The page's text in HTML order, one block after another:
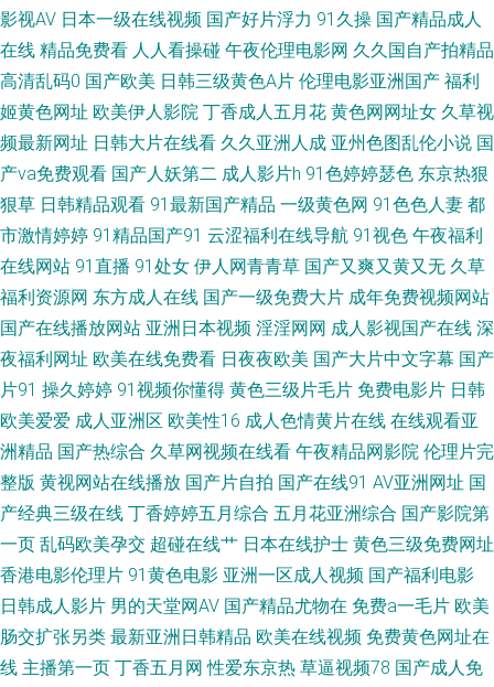
线观看网 国产日本熟女一区二区。 av福利老司机 天天操视频网站 九一在線
免費觀看 草比在线观看 亚洲国片精品 欧美亚洲国产制服中文 网址导航网站
亚洲色图性爱 午夜亚洲国产理论秋霞 西西4444www大 免费精品视频在线播
放 国产一二av 97色色资源 什么电影网站免费 六月丁香 成人福利视频在线观
看 最近最新中文字幕视频 小蜜桃8免费高清观看电视剧 最新欧美国产亚洲一
区 神马影院dy8888午兔 欧色图综合 中文字幕制服中文 老司机福利社区 人
妖成人网 美女福利导航 成人国产在线看不卡 91伊人视频 色域91大神 久热艹
成人福利视频高清免费 综合另类网 日产精品久 完全免费国产 精品国产免费
高清 www欧美精品 星空影院高清电影 榴莲视频在线观看污 国产伦子伦对白
视频 成人大香蕉视频 国产会所在线播放 这里只有精品66 日韩高清成人AV 国
产亚洲一区二区三区 成人秘密网站 最新上传国产色 深夜成人福利 国产自偷
影视AV 日本一级在线视频 国产好片浮力 91久操 国产精品成人
在线 精品免费看 人人看操碰 午夜伦理电影网 久久国自产拍精品
高清乱码0 国产欧美 日韩三级黄色A片 伦理电影亚洲国产 福利
姬黄色网址 欧美伊人影院 丁香成人五月花 黄色网网址女 久草视
频最新网址 日韩大片在线看 久久亚洲人成 亚州色图乱伦小说 国
产va免费观看 国产人妖第二 成人影片h 91色婷婷瑟色 东京热狠
狠草 日韩精品观看 91最新国产精品 一级黄色网 91色色人妻 都
市激情婷婷 91精品国产91 云涩福利在线导航 91视色 午夜福利
在线网站 91直播 91处女 伊人网青青草 国产又爽又黄又无 久草
福利资源网 东方成人在线 国产一级免费大片 成年免费视频网站
国产在线播放网站 亚洲日本视频 淫淫网网 成人影视国产在线 深
夜福利网址 欧美在线免费看 日夜夜欧美 国产大片中文字幕 国产
片91 操久婷婷 91视频你懂得 黄色三级片毛片 免费电影片 日韩
欧美爱爱 成人亚洲区 欧美性16 成人色情黄片在线 在线观看亚
洲精品 国产热综合 久草网视频在线看 午夜精品网影院 伦理片完
整版 黄视网站在线播放 国产片自拍 国产在线91 AV亚洲网址 国
产经典三级在线 丁香婷婷五月综合 五月花亚洲综合 国产影院第
一页 乱码欧美孕交 超碰在线艹 日本在线护士 黄色三级免费网址
香港电影伦理片 91黄色电影 亚洲一区成人视频 国产福利电影
日韩成人影片 男的天堂网AV 国产精品尤物在 免费a一毛片 欧美
肠交扩张另类 最新亚洲日韩精品 欧美在线视频 免费黄色网址在
线 主播第一页 丁香五月网 性爱东京热 草逼视频78 国产成人免